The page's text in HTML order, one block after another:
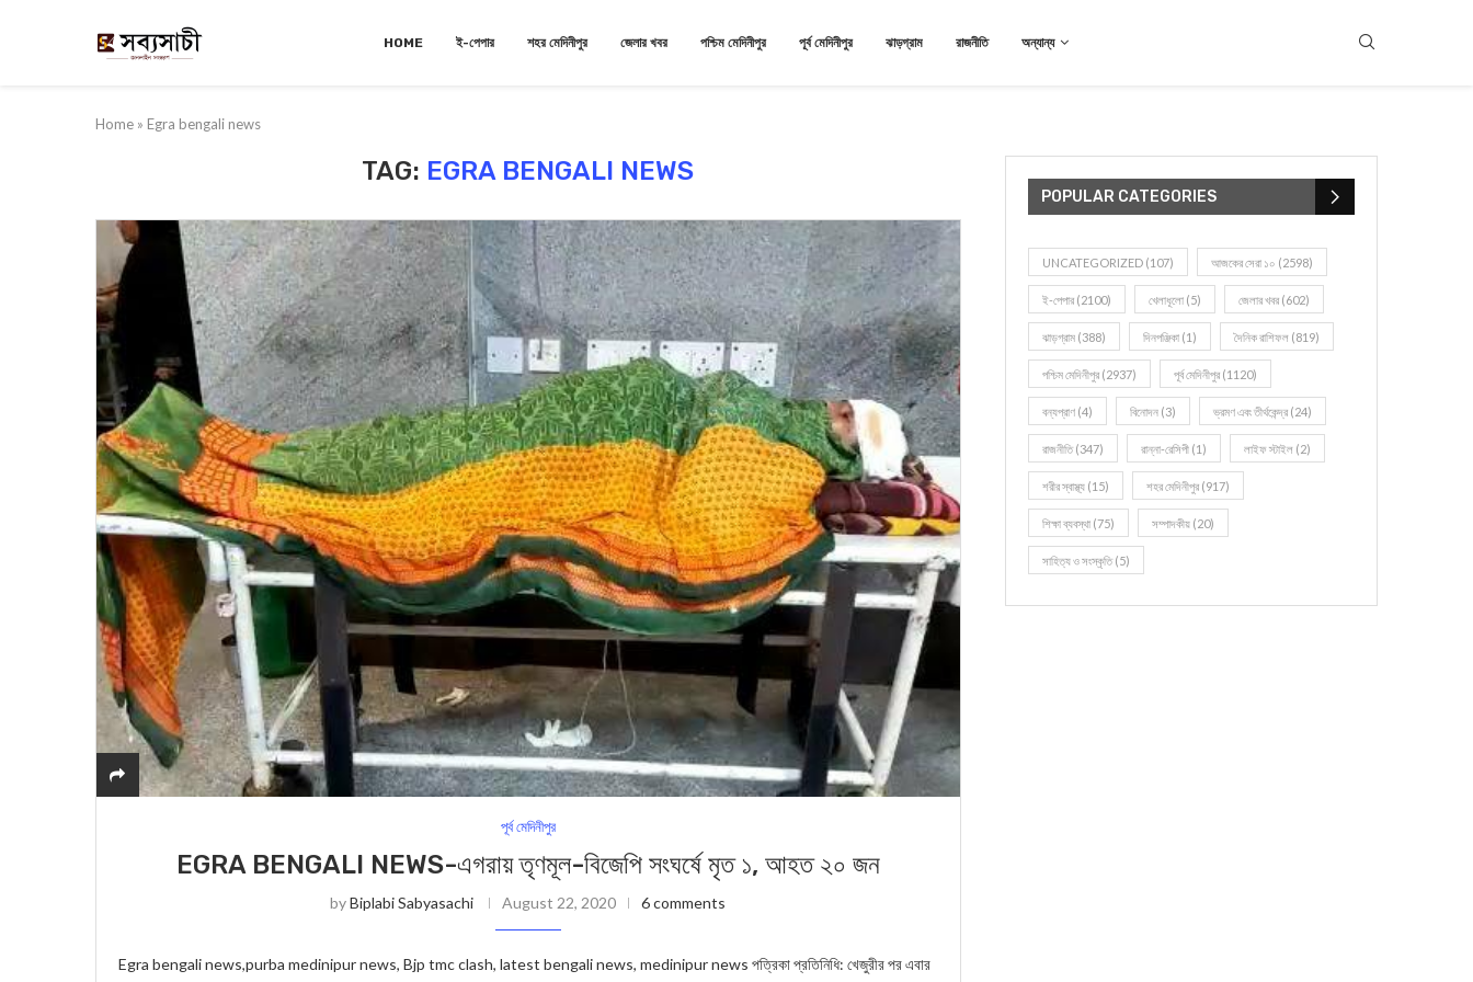
HOME ই-পেপার শহর মেদিনীপুর জেলার খবর পশ্চিম মেদিনীপুর পূর্ব মেদিনীপুর ঝাড়গ্রাম রাজনীতি অন্যান্য
Home » Egra bengali news
TAG: EGRA BENGALI NEWS
পূর্ব মেদিনীপুর
EGRA BENGALI NEWS-এগরায় তৃণমূল-বিজেপি সংঘর্ষে মৃত ১, আহত ২০ জন
byBiplabi Sabyasachi August 22, 2020 6 comments
Egra bengali news,purba medinipur news, Bjp tmc clash, latest bengali news, medinipur news পত্রিকা প্রতিনিধি: খেজুরীর পর এবার
POPULAR CATEGORIES
UNCATEGORIZED (107) আজকের সেরা ১০ (2598)
ই-পেপার (2100) খেলাধূলো (5) জেলার খবর (602)
ঝাড়গ্রাম (388) দিনপঞ্জিকা (1) দৈনিক রাশিফল (819)
পশ্চিম মেদিনীপুর (2937) পূর্ব মেদিনীপুর (1120)
বন্যপ্রাণ (4) বিনোদন (3) ভ্রমণ এবং তীর্থকেন্দ্র (24)
রাজনীতি(347) রান্না-রেসিপী (1) লাইফ স্টাইল (2)
শরীর স্বাস্থ্য (15) শহর মেদিনীপুর (917)
শিক্ষা ব্যবস্থা (75) সম্পাদকীয় (20)
সাহিত্য ও সংস্কৃতি(5)